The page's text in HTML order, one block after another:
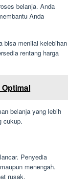
belanja. Anda
Anda
bisa menilai kelebihan
rentang harga
belanja yang lebih
cukup.
Penyedia
menengah.
rusak.